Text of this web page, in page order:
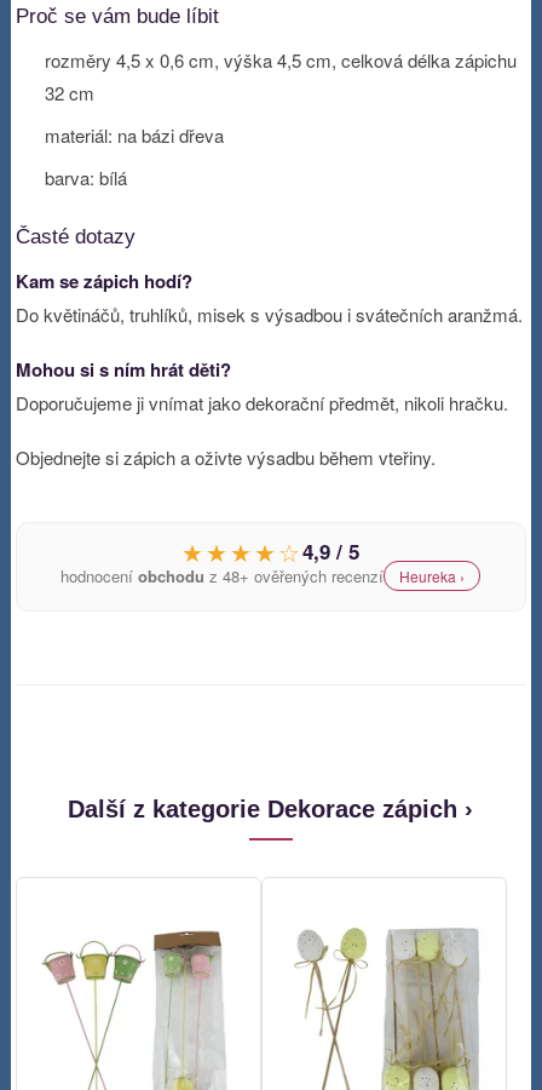
Proč se vám bude líbit
rozměry 4,5 x 0,6 cm, výška 4,5 cm, celková délka zápichu
32 cm
materiál: na bázi dřeva
barva: bílá
Časté dotazy
Kam se zápich hodí?
Do květináčů, truhlíků, misek s výsadbou i svátečních aranžmá.
Mohou si s ním hrát děti?
Doporučujeme ji vnímat jako dekorační předmět, nikoli hračku.
Objednejte si zápich a oživte výsadbu během vteřiny.
★★★★☆4,9 / 5
hodnoceníobchodu z 48+ ověřených recenzí Heureka ›
Další z kategorie Dekorace zápich ›